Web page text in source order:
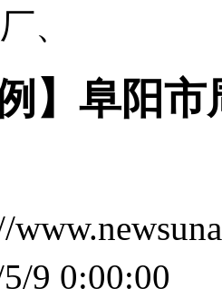
、
】阜阳
9 0:00:00